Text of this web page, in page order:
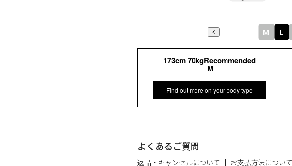
よくあるご質問
返品・キャンセルについて お支払方法について
173cm 70kgRecommended
M
Find out more on your body type
M L